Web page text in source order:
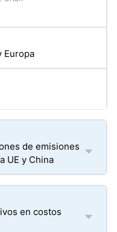
Europa
de emisiones
UE y China
en costos